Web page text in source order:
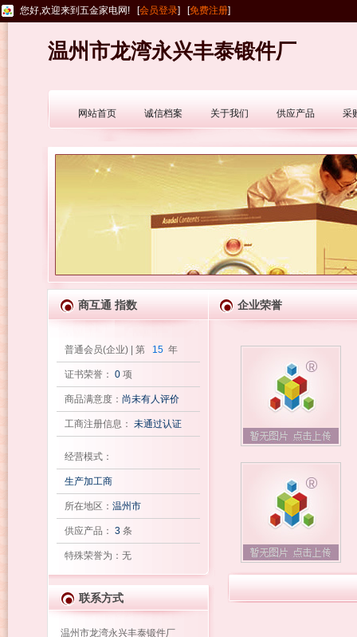
您好,欢迎来到五金家电网! [会员登录] [免费注册]
温州市龙湾永兴丰泰锻件厂
网站首页 诚信档案 关于我们 供应产品 采
商互通 指数 企业荣誉
普通会员(企业) | 第 15年
证书荣誉： 0项
商品满意度： 尚未有人评价
工商注册信息： 未通过认证
经营模式：
生产加工商
所在地区： 温州市
供应产品： 3条
特殊荣誉为：无
联系方式
温州市龙湾永兴丰泰锻件厂